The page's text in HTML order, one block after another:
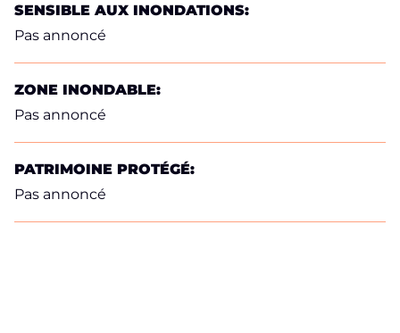
SENSIBLE AUX INONDATIONS:
Pas annoncé
ZONE INONDABLE:
Pas annoncé
PATRIMOINE PROTÉGÉ:
Pas annoncé